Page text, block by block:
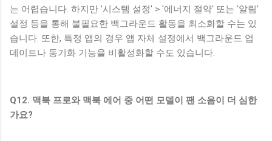
는 어렵습니다. 하지만 '시스템 설정' > '에너지 절약' 또는 '알림'
설정 등을 통해 불필요한 백그라운드 활동을 최소화할 수는 있
습니다. 또한, 특정 앱의 경우 앱 자체 설정에서 백그라운드 업
데이트나 동기화 기능을 비활성화할 수도 있습니다.
Q12. 맥북 프로와 맥북 에어 중 어떤 모델이 팬 소음이 더 심한
가요?